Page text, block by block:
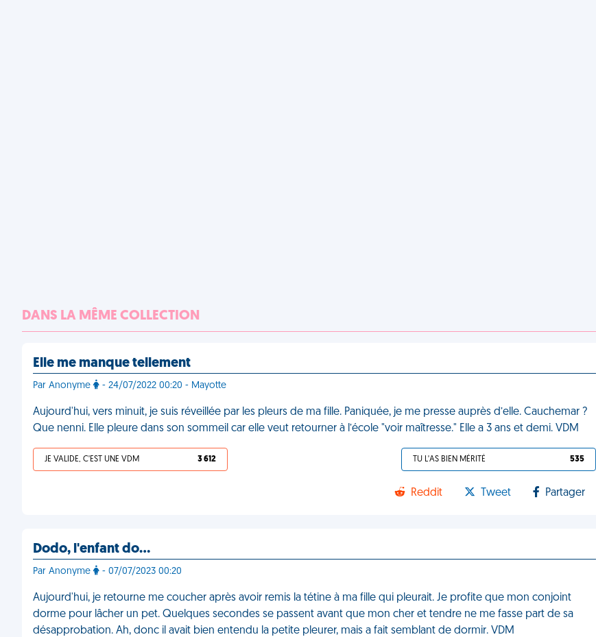
DANS LA MÊME COLLECTION
Elle me manque tellement
Par Anonyme - 24/07/2022 00:20 - Mayotte
Aujourd'hui, vers minuit, je suis réveillée par les pleurs de ma fille. Paniquée, je me presse auprès d’elle. Cauchemar ?
Que nenni. Elle pleure dans son sommeil car elle veut retourner à l’école "voir maîtresse." Elle a 3 ans et demi. VDM
JE VALIDE, C'EST UNE VDM 3 612 TU L'AS BIEN MÉRITÉ 535
Reddit Tweet Partager
Dodo, l'enfant do…
Par Anonyme - 07/07/2023 00:20
Aujourd'hui, je retourne me coucher après avoir remis la tétine à ma fille qui pleurait. Je profite que mon conjoint
dorme pour lâcher un pet. Quelques secondes se passent avant que mon cher et tendre ne me fasse part de sa
désapprobation. Ah, donc il avait bien entendu la petite pleurer, mais a fait semblant de dormir. VDM